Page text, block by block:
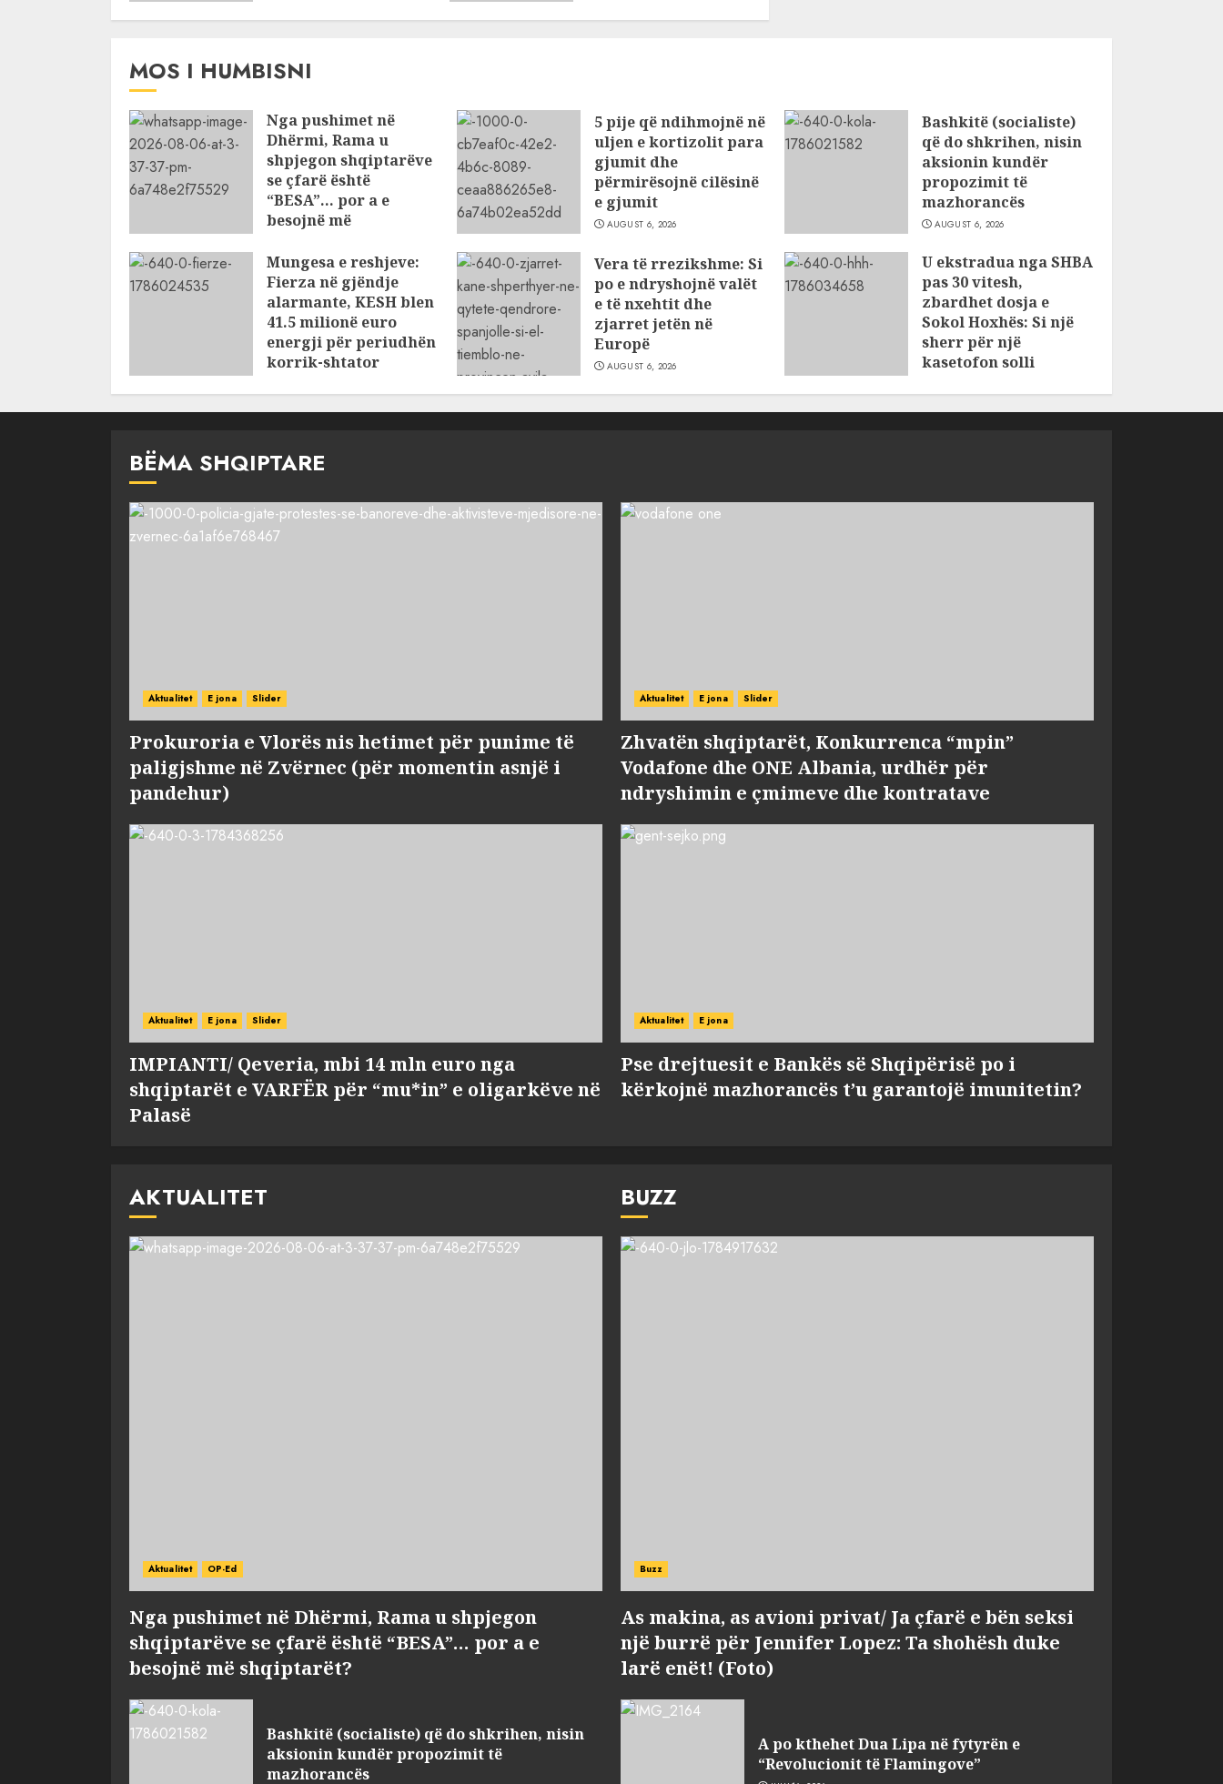
MOS I HUMBISNI
Nga pushimet në
Dhërmi, Rama u
shpjegon shqiptarëve
se çfarë është
“BESA”… por a e
besojnë më
AUGUST 6, 2026
5 pije që ndihmojnë në
uljen e kortizolit para
gjumit dhe
përmirësojnë cilësinë
e gjumit
AUGUST 6, 2026
Bashkitë (socialiste)
që do shkrihen, nisin
aksionin kundër
propozimit të
mazhorancës
AUGUST 6, 2026
Mungesa e reshjeve:
Fierza në gjëndje
alarmante, KESH blen
41.5 milionë euro
energji për periudhën
korrik-shtator
Vera të rrezikshme: Si
po e ndryshojnë valët
e të nxehtit dhe
zjarret jetën në
Europë
AUGUST 6, 2026
U ekstradua nga SHBA
pas 30 vitesh,
zbardhet dosja e
Sokol Hoxhës: Si një
sherr për një
kasetofon solli
BËMA SHQIPTARE
Aktualitet E jona Slider
Prokuroria e Vlorës nis hetimet për punime të
paligjshme në Zvërnec (për momentin asnjë i
pandehur)
Aktualitet E jona Slider
Zhvatën shqiptarët, Konkurrenca “mpin”
Vodafone dhe ONE Albania, urdhër për
ndryshimin e çmimeve dhe kontratave
Aktualitet E jona Slider
IMPIANTI/ Qeveria, mbi 14 mln euro nga
shqiptarët e VARFËR për “mu*in” e oligarkëve në
Palasë
Aktualitet E jona
Pse drejtuesit e Bankës së Shqipërisë po i
kërkojnë mazhorancës t’u garantojë imunitetin?
AKTUALITET
Aktualitet OP-Ed
Nga pushimet në Dhërmi, Rama u shpjegon
shqiptarëve se çfarë është “BESA”… por a e
besojnë më shqiptarët?
Bashkitë (socialiste) që do shkrihen, nisin
aksionin kundër propozimit të
mazhorancës
BUZZ
Buzz
As makina, as avioni privat/ Ja çfarë e bën seksi
një burrë për Jennifer Lopez: Ta shohësh duke
larë enët! (Foto)
A po kthehet Dua Lipa në fytyrën e
“Revolucionit të Flamingove”